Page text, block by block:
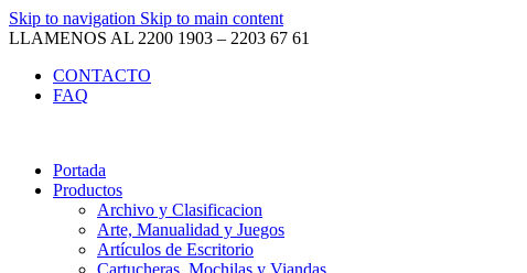
Skip to navigation Skip to main content
LLAMENOS AL 2200 1903 – 2203 67 61
CONTACTO
FAQ
Portada
Productos
Archivo y Clasificacion
Arte, Manualidad y Juegos
Artículos de Escritorio
Cartucheras, Mochilas y Viandas